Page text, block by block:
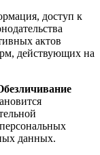
доступ к
актов
действующих на
данных.